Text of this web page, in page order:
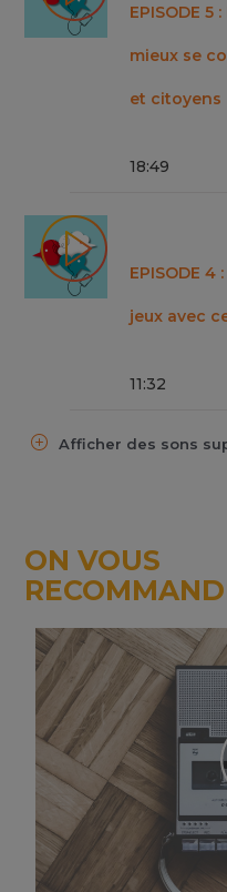
EPISODE
mieux se
et citoyens
18:49
EPISODE
jeux avec
11:32
Afficher des sons
ON VOUS